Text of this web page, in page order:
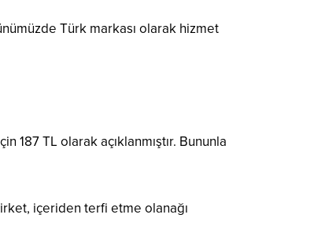
Türk markası olarak hizmet
187 TL olarak açıklanmıştır. Bununla
içeriden terfi etme olanağı